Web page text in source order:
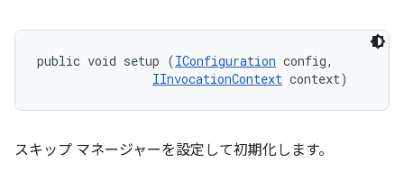
public void setup (IConfiguration config,
IInvocationContext context)
スキップ マネージャーを設定して初期化します。